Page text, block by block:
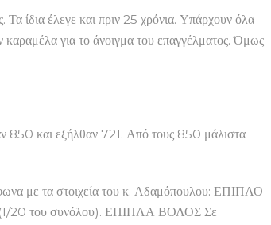
Τα ίδια έλεγε και πριν 25 χρόνια. Υπάρχουν όλα
για το άνοιγμα του επαγγέλματος. Όμως
και εξήλθαν 721. Από τους 850 μάλιστα
με τα στοιχεία του κ. Αδαμόπουλου: ΕΠΙΠΛΟ
20 του συνόλου). ΕΠΙΠΛΑ ΒΟΛΟΣ Σε